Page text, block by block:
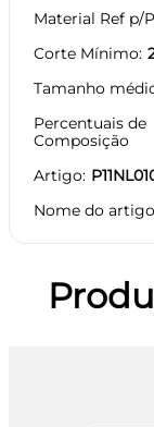
Material Ref p/
Corte Mínimo
Tamanho
Percentuais de
Composição
Artigo
Nome do artigo